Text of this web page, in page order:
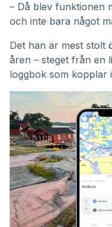
– Då blev funktionen
och inte bara något
Det han är mest stolt
åren – steget från en
loggbok som kopplar